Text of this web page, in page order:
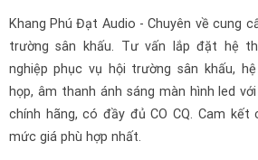
Khang Phú Đạt Audio - Chuyên về cung
trường sân khấu. Tư vấn lắp đặt hệ
nghiệp phục vụ hội trường sân khấu,
họp, âm thanh ánh sáng màn hình led
chính hãng, có đầy đủ CO CQ. Cam
mức giá phù hợp nhất.